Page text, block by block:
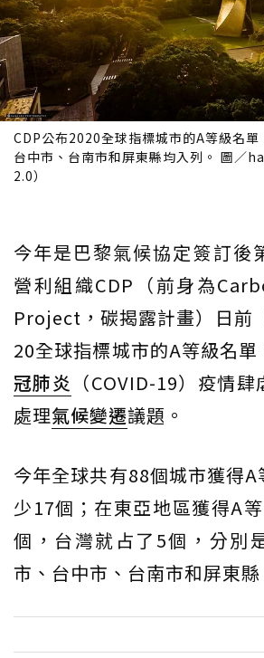
CDP公布2020全球指標城市的A等級名單
台中市、台南市和屏東縣均入列。 圖／
2.0）
今年是巴黎氣候協定簽訂後
營利組織CDP（前身為
Project，碳揭露計畫）日前
20全球指標城市的A等級名
冠肺炎 （COVID-19）疫情
處理氣候變遷議題。
今年全球共有88個城市獲得
少17個；在東亞地區獲得A
個，台灣就占了5個，分別
市、台中市、台南市和屏東縣